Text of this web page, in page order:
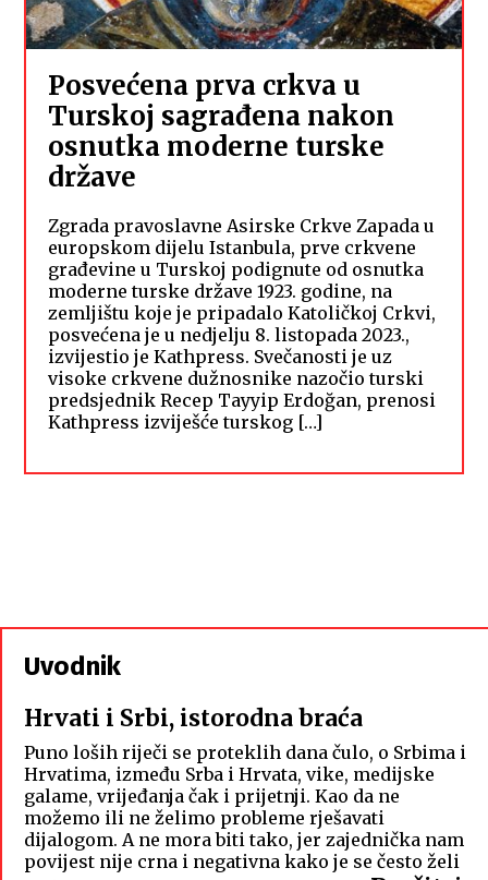
Posvećena prva crkva u
Turskoj sagrađena nakon
osnutka moderne turske
države
Zgrada pravoslavne Asirske Crkve Zapada u
europskom dijelu Istanbula, prve crkvene
građevine u Turskoj podignute od osnutka
moderne turske države 1923. godine, na
zemljištu koje je pripadalo Katoličkoj Crkvi,
posvećena je u nedjelju 8. listopada 2023.,
izvijestio je Kathpress. Svečanosti je uz
visoke crkvene dužnosnike nazočio turski
predsjednik Recep Tayyip Erdoğan, prenosi
Kathpress izviješće turskog […]
Uvodnik
Hrvati i Srbi, istorodna braća
Puno loših riječi se proteklih dana čulo, o Srbima i
Hrvatima, između Srba i Hrvata, vike, medijske
galame, vrijeđanja čak i prijetnji. Kao da ne
možemo ili ne želimo probleme rješavati
dijalogom. A ne mora biti tako, jer zajednička nam
povijest nije crna i negativna kako je se često želi